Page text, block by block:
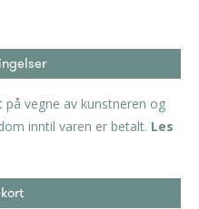
vegne av kunstneren og
inntil varen er betalt. Les